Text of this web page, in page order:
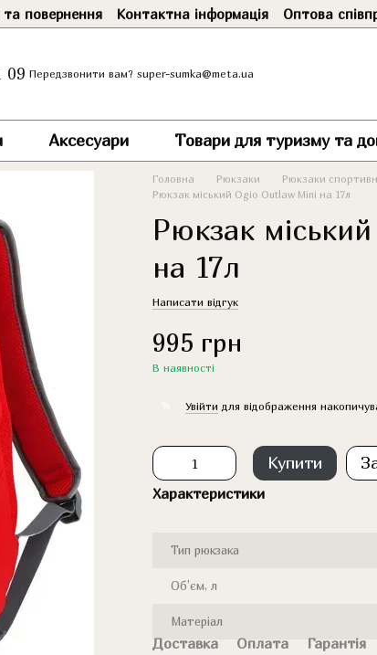
та повернення Контактна інформація Оптова
09 Передзвонити вам? super-sumka@meta.ua
Аксесуари Товари для туризму та
Головна Рюкзаки Рюкзаки
Рюкзак міський Ogio Outlaw Mini на 17л
Рюкзак
на 17л
Написати відгук
995 грн
В наявності
Увійти для відображення
Купити
Характеристики
Тип рюкзака
Об'єм, л
Матеріал
Доставка Оплата Гарантія